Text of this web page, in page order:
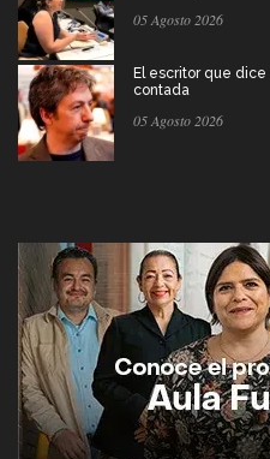
05 Agosto 2026
El escritor que
contada
05 Agosto 2026